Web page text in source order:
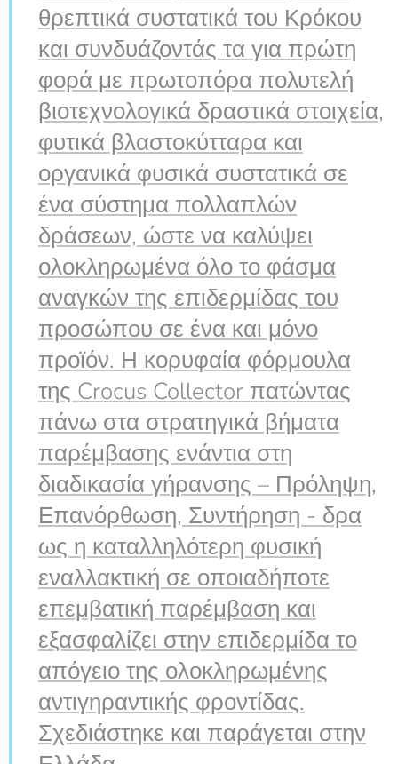
θρεπτικά συστατικά του Κρόκου
και συνδυάζοντάς τα για πρώτη
φορά με πρωτοπόρα πολυτελή
βιοτεχνολογικά δραστικά στοιχεία,
φυτικά βλαστοκύτταρα και
οργανικά φυσικά συστατικά σε
ένα σύστημα πολλαπλών
δράσεων, ώστε να καλύψει
ολοκληρωμένα όλο το φάσμα
αναγκών της επιδερμίδας του
προσώπου σε ένα και μόνο
προϊόν. Η κορυφαία φόρμουλα
της Crocus Collector πατώντας
πάνω στα στρατηγικά βήματα
παρέμβασης ενάντια στη
διαδικασία γήρανσης – Πρόληψη,
Επανόρθωση, Συντήρηση - δρα
ως η καταλληλότερη φυσική
εναλλακτική σε οποιαδήποτε
επεμβατική παρέμβαση και
εξασφαλίζει στην επιδερμίδα το
απόγειο της ολοκληρωμένης
αντιγηραντικής φροντίδας.
Σχεδιάστηκε και παράγεται στην